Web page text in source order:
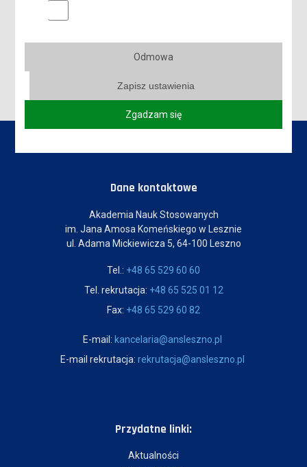
DYPLOMY
REKRUTACJA NA STUDIA ROZPOCZĘTA!
Dane kontaktowe
Akademia Nauk Stosowanych
im. Jana Amosa Komeńskiego w Lesznie
ul. Adama Mickiewicza 5, 64-100 Leszno
Tel.: +48 65 529 60 60
Tel. rekrutacja: +48 65 525 01 12
Fax: +48 65 529 60 82
E-mail: kancelaria@ansleszno.pl
E-mail rekrutacja: rekrutacja@ansleszno.pl
Przydatne linki:
Aktualności
Marketingowe pliki cookies
Odmowa
Zapisz ustawienia
Zgadzam się